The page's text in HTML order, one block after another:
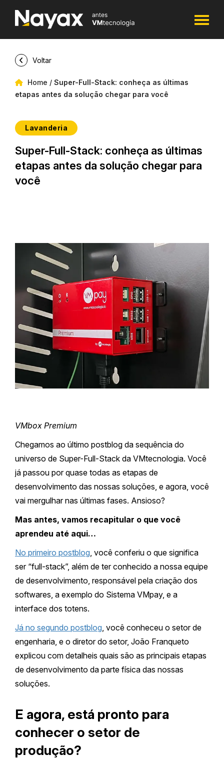
Home / Super-Full-Stack: conheça as últimas
etapas antes da solução chegar para você
Voltar
Lavanderia
Super-Full-Stack: conheça as últimas
etapas antes da solução chegar para
você
VMbox Premium
Chegamos ao último postblog da sequência do
universo de Super-Full-Stack da VMtecnologia. Você
já passou por quase todas as etapas de
desenvolvimento das nossas soluções, e agora, você
vai mergulhar nas últimas fases. Ansioso?
Mas antes, vamos recapitular o que você
aprendeu até aqui…
No primeiro postblog, você conferiu o que significa
ser “full-stack”, além de ter conhecido a nossa equipe
de desenvolvimento, responsável pela criação dos
softwares, a exemplo do Sistema VMpay, e a
interface dos totens.
Já no segundo postblog, você conheceu o setor de
engenharia, e o diretor do setor, João Franqueto
explicou com detalheis quais são as principais etapas
de desenvolvimento da parte física das nossas
soluções.
E agora, está pronto para
conhecer o setor de
produção?